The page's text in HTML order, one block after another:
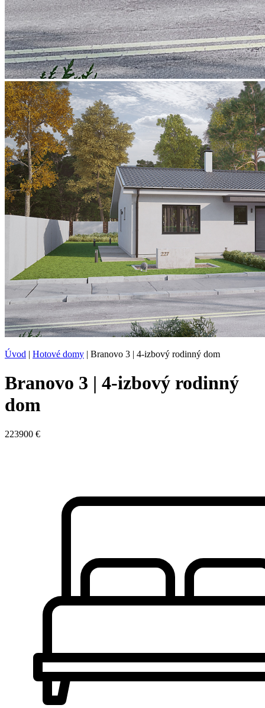
Úvod | Hotové domy | Branovo 3 | 4-izbový rodinný dom
Branovo 3 | 4-izbový rodinný
dom
223900 €